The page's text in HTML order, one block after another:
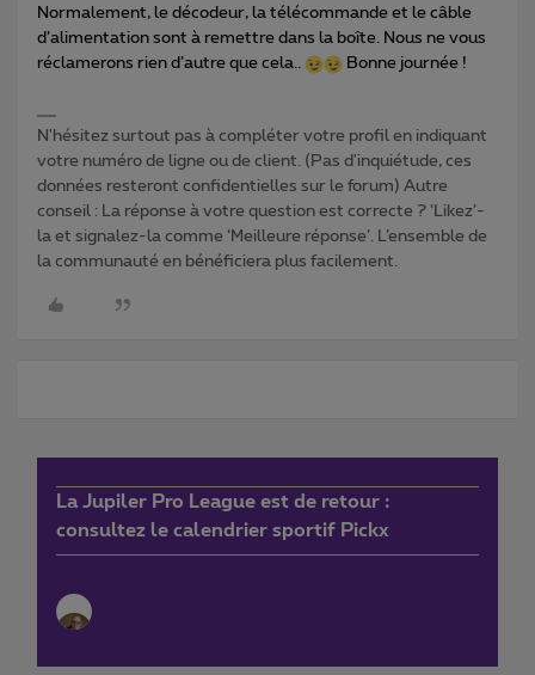
Normalement, le décodeur, la télécommande et le câble
d’alimentation sont à remettre dans la boîte. Nous ne vous
réclamerons rien d’autre que cela..
Bonne journée !
N'hésitez surtout pas à compléter votre profil en indiquant
votre numéro de ligne ou de client. (Pas d'inquiétude, ces
données resteront confidentielles sur le forum) Autre
conseil : La réponse à votre question est correcte ? ‘Likez’-
la et signalez-la comme ‘Meilleure réponse’. L’ensemble de
la communauté en bénéficiera plus facilement.
La Jupiler Pro League est de retour :
consultez le calendrier sportif Pickx